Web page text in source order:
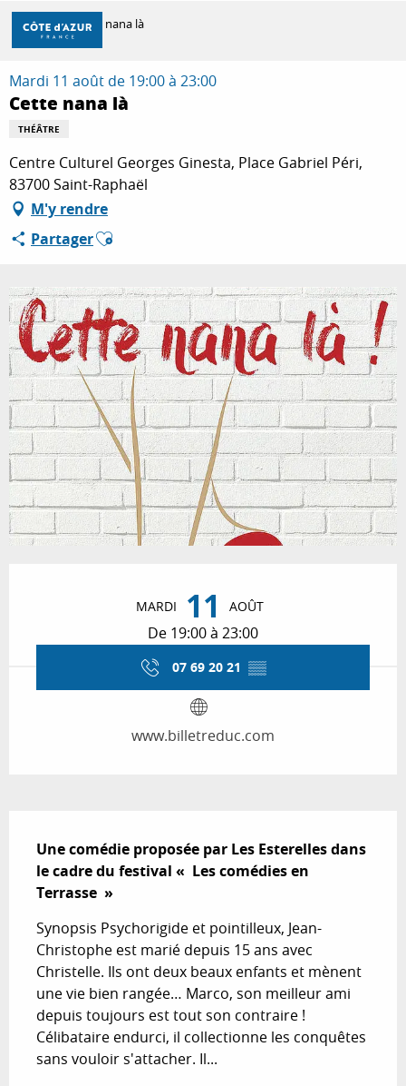
Aller
contenu
principal
DÉCOUVRIR
À FAIRE
SÉJOURNER
Accueil Cette nana là
Mardi 11 août de 19:00 à 23:00
Cette nana là
THÉÂTRE
Centre Culturel Georges Ginesta, Place Gabriel Péri,
83700 Saint-Raphaël
M'y rendre
PartagerAjouter aux favoris
MARDI 11 AOÛT
De 19:00 à 23:00
07 69 20 21 ▒▒
www.billetreduc.com
Une comédie proposée par Les Esterelles dans
le cadre du festival «  Les comédies en
Terrasse  »
Synopsis Psychorigide et pointilleux, Jean-
Christophe est marié depuis 15 ans avec
Christelle. Ils ont deux beaux enfants et mènent
une vie bien rangée… Marco, son meilleur ami
depuis toujours est tout son contraire !
Célibataire endurci, il collectionne les conquêtes
sans vouloir s'attacher. Il...